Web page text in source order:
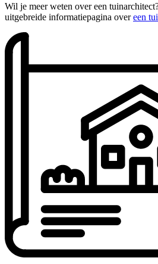
Wil je meer weten over een
uitgebreide informatiepagina overeen